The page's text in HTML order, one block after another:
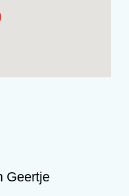
Geertje